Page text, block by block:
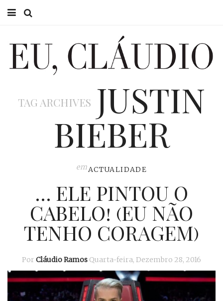
EU CLÁUDIO
EU NA TV
TAG ARCHIVES JUSTIN
BIEBER
emACTUALIDADE
… ELE PINTOU O
CABELO! (EU NÃO
TENHO CORAGEM)
Por Cláudio Ramos Quarta-feira, Dezembro 28, 2016